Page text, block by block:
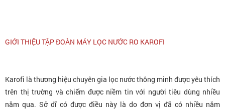
GIỚI THIỆU TẬP ĐOÀN MÁY LỌC NƯỚC RO KAROFI
Karofi là thương hiệu chuyên gia lọc nước thông minh được yêu thích
trên thị trường và chiếm được niềm tin với người tiêu dùng nhiều
năm qua. Sở dĩ có được điều này là do đơn vị đã có nhiều năm